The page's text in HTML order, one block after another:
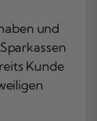
und
Kunde